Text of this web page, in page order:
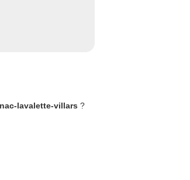
lavalette-villars ?